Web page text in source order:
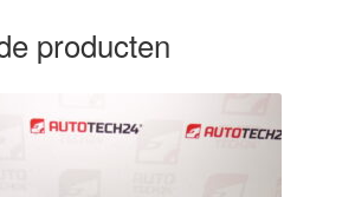
producten